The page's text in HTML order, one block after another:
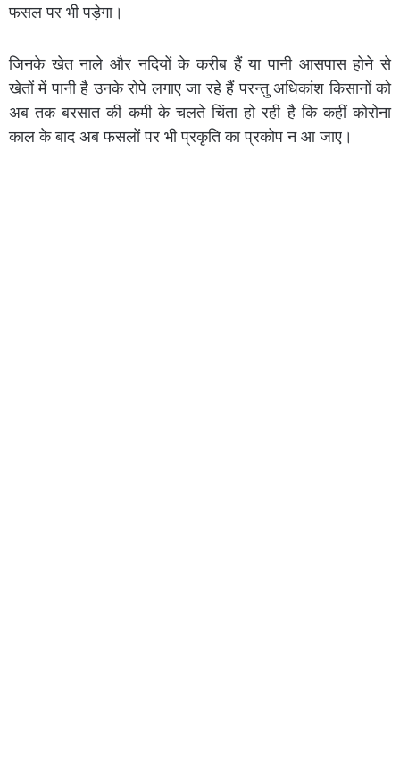
फसल पर भी पड़ेगा।
जिनके खेत नाले और नदियों के करीब हैं या पानी आसपास होने से
खेतों में पानी है उनके रोपे लगाए जा रहे हैं परन्तु अधिकांश किसानों को
अब तक बरसात की कमी के चलते चिंता हो रही है कि कहीं कोरोना
काल के बाद अब फसलों पर भी प्रकृति का प्रकोप न आ जाए।